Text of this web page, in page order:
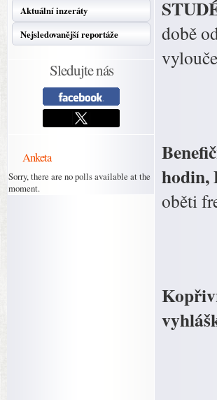
Aktuální inzeráty
Nejsledovanější reportáže
Sledujte nás
Anketa
Sorry, there are no polls available at the
moment.
době
hodin,
oběti